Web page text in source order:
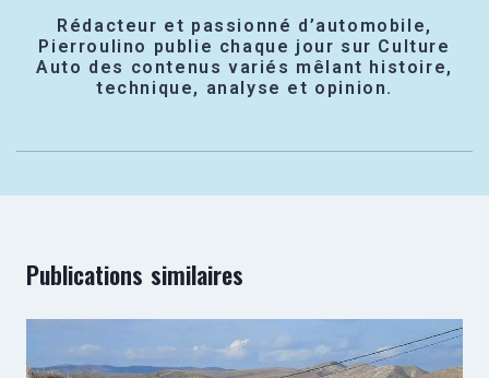
Rédacteur et passionné d’automobile,
Pierroulino publie chaque jour sur Culture
Auto des contenus variés mêlant histoire,
technique, analyse et opinion.
Publications similaires